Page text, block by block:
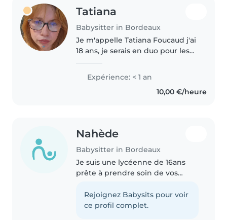
Tatiana
Babysitter in Bordeaux
Je m'appelle Tatiana Foucaud j'ai
18 ans, je serais en duo pour les
Expérience: < 1 an
10,00 €/heure
Nahède
Babysitter in Bordeaux
Je suis une lycéenne de 16ans
prête à prendre soin de vos
d'honneur pour que vos enfants
passent un agréable moment en
Rejoignez Babysits pour voir
ce profil complet.